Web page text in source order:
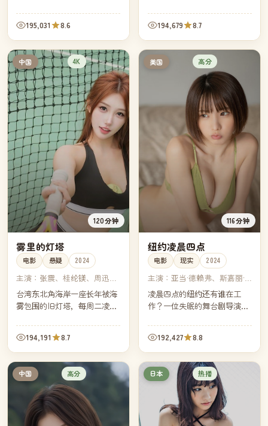
人不得不在同一晚摊开各自的
牌。195,031 8.6
次工作。海平面之下安静得只
剩心跳，海平面之上她们彼此
扶着，缓慢走回小屋。
194,679 8.7
中国 4K
120分钟
雾里的灯塔
电影 悬疑 2024
主演： 张震、桂纶镁、周迅、
戴立忍
台湾东北角海岸一座长年被海
雾包围的旧灯塔，每周二凌晨
新来的研究员决定独自守一
周，看那束光从哪里来。
194,191 8.7
美国 高分
116分钟
纽约凌晨四点
电影 现实 2024
主演： 亚当·德赖弗、斯嘉丽·
约翰逊、劳拉·邓恩、雷·利奥
塔
凌晨四点的纽约还有谁在工
作？一位失眠的舞台剧导演决
头跟着他穿过出租车、早班面
包房、空旷的地铁——也跟着
他走回自己空空的家。
192,427 8.8
中国 高分 日本 热播